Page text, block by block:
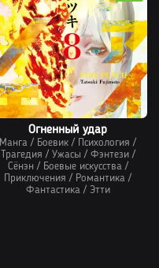
Огненный удар
Манга / Боевик / Психология /
Трагедия / Ужасы / Фэнтези/
Сёнэн / Боевые искусства/
Приключения / Романтика /
Фантастика/ Этти